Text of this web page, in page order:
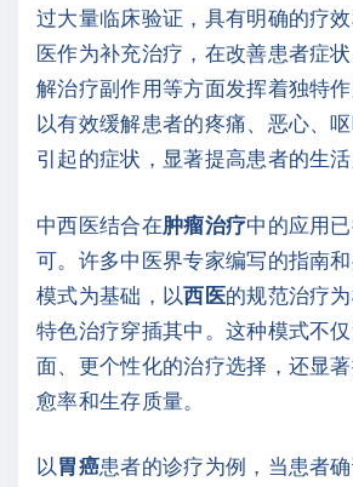
过大量临床验证，具有明确的疗
医作为补充治疗，在改善患者症
解治疗副作用等方面发挥着独特
以有效缓解患者的疼痛、恶心、
引起的症状，显著提高患者的生活
中西医结合在肿瘤治疗中的应用
可。许多中医界专家编写的指南
模式为基础，以西医的规范治疗
特色治疗穿插其中。这种模式不
面、更个性化的治疗选择，还显
愈率和生存质量。
以 胃癌患者的诊疗为例，当患者